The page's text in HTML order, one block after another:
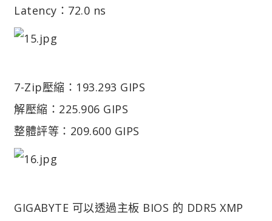
Latency：72.0 ns
7-Zip壓縮：193.293 GIPS
解壓縮：225.906 GIPS
整體評等：209.600 GIPS
GIGABYTE 可以透過主板 BIOS 的 DDR5 XMP